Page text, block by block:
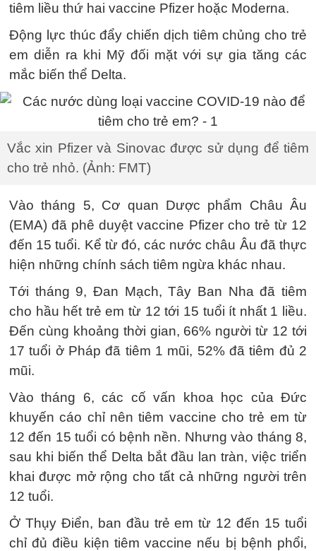
tiêm liều thứ hai vaccine Pfizer hoặc Moderna.
Động lực thúc đẩy chiến dịch tiêm chủng cho trẻ
em diễn ra khi Mỹ đối mặt với sự gia tăng các
mắc biến thể Delta.
Vắc xin Pfizer và Sinovac được sử dụng để tiêm
cho trẻ nhỏ. (Ảnh: FMT)
Vào tháng 5, Cơ quan Dược phẩm Châu Âu
(EMA) đã phê duyệt vaccine Pfizer cho trẻ từ 12
đến 15 tuổi. Kể từ đó, các nước châu Âu đã thực
hiện những chính sách tiêm ngừa khác nhau.
Tới tháng 9, Đan Mạch, Tây Ban Nha đã tiêm
cho hầu hết trẻ em từ 12 tới 15 tuổi ít nhất 1 liều.
Đến cùng khoảng thời gian, 66% người từ 12 tới
17 tuổi ở Pháp đã tiêm 1 mũi, 52% đã tiêm đủ 2
mũi.
Vào tháng 6, các cố vấn khoa học của Đức
khuyến cáo chỉ nên tiêm vaccine cho trẻ em từ
12 đến 15 tuổi có bệnh nền. Nhưng vào tháng 8,
sau khi biến thể Delta bắt đầu lan tràn, việc triển
khai được mở rộng cho tất cả những người trên
12 tuổi.
Ở Thụy Điển, ban đầu trẻ em từ 12 đến 15 tuổi
chỉ đủ điều kiện tiêm vaccine nếu bị bệnh phổi,